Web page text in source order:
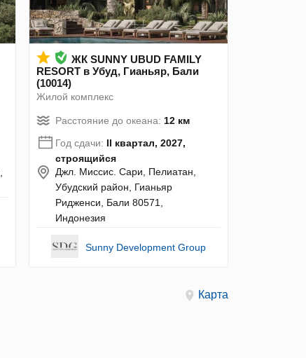
ЖК SUNNY UBUD FAMILY
RESORT в Убуд, Гианьяр, Бали
(10014)
Жилой комплекс
Расстояние до океана: 12 км
Год сдачи: II квартал, 2027,
строящийся
Джл. Миссис. Сари, Пелиатан,
Убудский район, Гианьяр
Ридженси, Бали 80571,
Индонезия
Sunny Development Group
Карта